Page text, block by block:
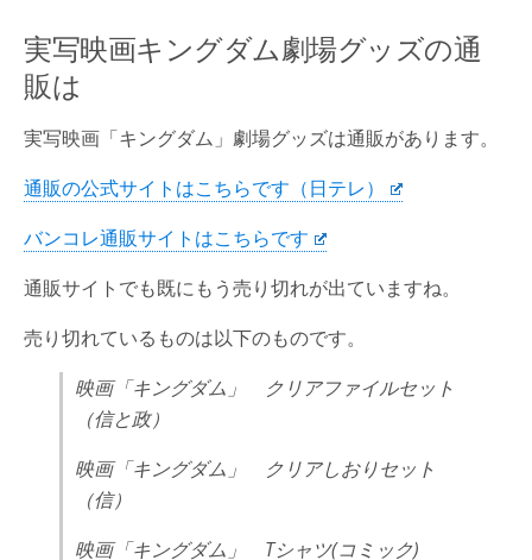
実写映画キングダム劇場グッズの通
販は
実写映画「キングダム」劇場グッズは通販があります。
通販の公式サイトはこちらです（日テレ）
バンコレ通販サイトはこちらです
通販サイトでも既にもう売り切れが出ていますね。
売り切れているものは以下のものです。
映画「キングダム」 クリアファイルセット
（信と政）
映画「キングダム」 クリアしおりセット
（信）
映画「キングダム」 Tシャツ(コミック)